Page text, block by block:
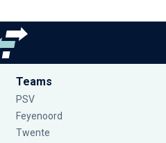
Teams
PSV
Feyenoord
Twente